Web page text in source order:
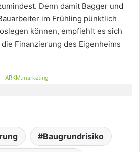
Denn damit Bagger und
im Frühling pünktlich
können, empfiehlt es sich
Finanzierung des Eigenheims
ARKM.marketing
Baugrundrisiko